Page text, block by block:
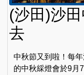
(沙田)沙
去
中秋節又到啦！每
的中秋綵燈會於9月